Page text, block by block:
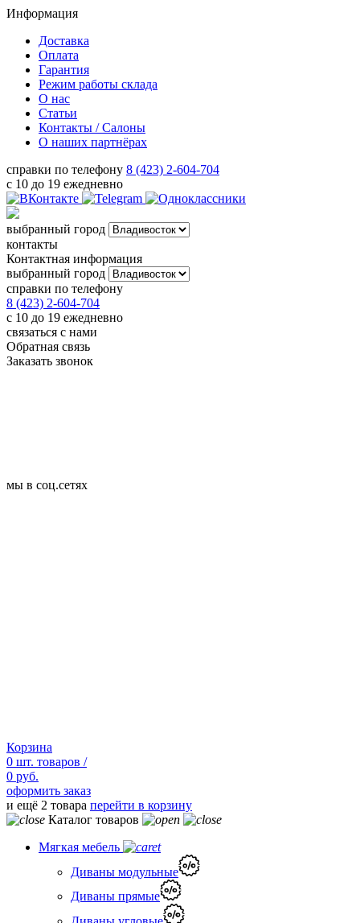
Информация
Доставка
Оплата
Гарантия
Режим работы склада
О нас
Статьи
Контакты / Салоны
О наших партнёрах
справки по телефону 8 (423) 2-604-704
с 10 до 19 ежедневно
выбранный город
контакты
Контактная информация
выбранный город
справки по телефону
8 (423) 2-604-704
с 10 до 19 ежедневно
связаться с нами
Обратная связь
Заказать звонок
мы в соц.сетях
Корзина
0 шт. товаров /
0 руб.
оформить заказ
и ещё 2 товара перейти в корзину
Каталог товаров
Мягкая мебель
Диваны модульные
Диваны прямые